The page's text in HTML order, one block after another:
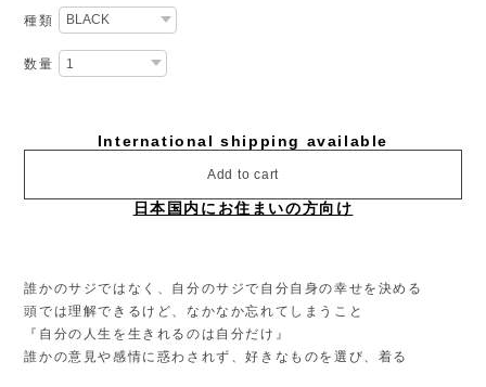
種類
数量
International shipping available
Add to cart
日本国内にお住まいの方向け
誰かのサジではなく、自分のサジで自分自身の幸せを決める
頭では理解できるけど、なかなか忘れてしまうこと
『自分の人生を生きれるのは自分だけ』
誰かの意見や感情に惑わされず、好きなものを選び、着る